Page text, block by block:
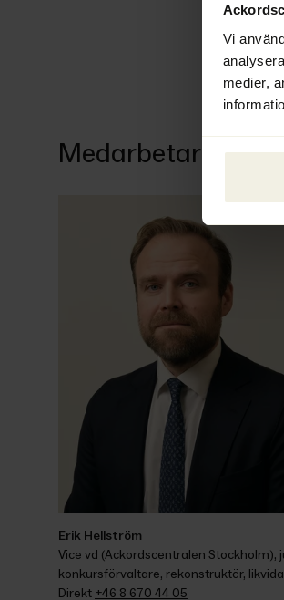
Vi
medier,
Medarbetare
Erik Hellström
Vice vd (Ackordscentralen Stockholm),
konkursförvaltare, rekonstruktör,
Direkt +46 8 670 44 05